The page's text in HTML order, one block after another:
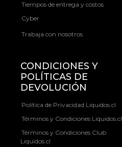
Tiempos de entrega y costos
Cyber
Trabaja con nosotros
CONDICIONES Y
POLÍTICAS DE
DEVOLUCIÓN
Política de Privacidad Liquidos.cl
Términos y Condiciones Liquidos.cl
Términos y Condiciones Club
Liquidos.cl